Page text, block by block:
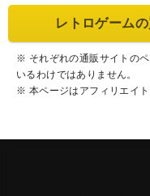
レトロゲーム
※ それぞれの通販サイトの
いるわけではありません。
※ 本ページはアフィリエイト